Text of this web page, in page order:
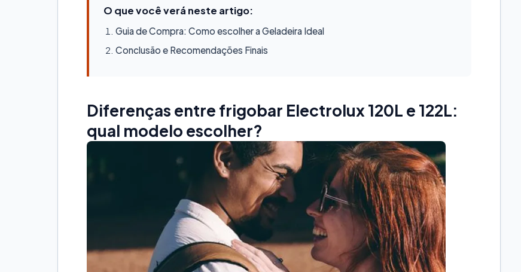
O que você verá neste artigo:
Guia de Compra: Como escolher a Geladeira Ideal
Conclusão e Recomendações Finais
Diferenças entre frigobar Electrolux 120L e 122L:
qual modelo escolher?